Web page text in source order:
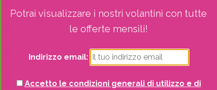
Senza categoria
Strutture da esterno
Vasi
Potrai visualizzare i nostri volantini con tutte
le offerte mensili!
Indirizzo email:
Accetto le condizioni generali di utilizzo e di